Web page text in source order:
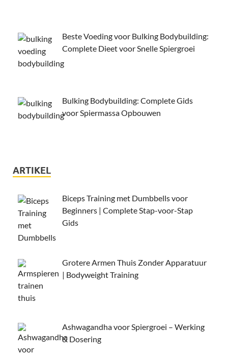
Beste Voeding voor Bulking Bodybuilding:
Complete Dieet voor Snelle Spiergroei
Bulking Bodybuilding: Complete Gids
voor Spiermassa Opbouwen
ARTIKEL
Biceps Training met Dumbbells voor
Beginners | Complete Stap-voor-Stap
Gids
Grotere Armen Thuis Zonder Apparatuur
| Bodyweight Training
Ashwagandha voor Spiergroei – Werking
& Dosering